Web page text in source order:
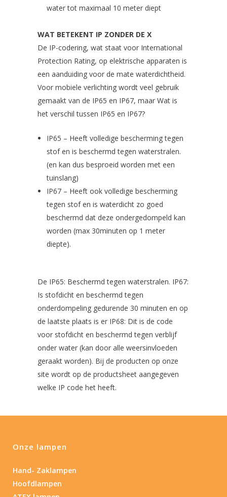
water tot maximaal 10 meter diept
WAT BETEKENT IP ZONDER DE X
De IP-codering, wat staat voor International
Protection Rating, op elektrische apparaten is
een aanduiding voor de mate waterdichtheid.
Voor mobiele verlichting wordt veel gebruik
gemaakt van de IP65 en IP67, maar Wat is
het verschil tussen IP65 en IP67?
IP65 – Heeft volledige bescherming tegen
stof en is beschermd tegen waterstralen.
(en kan dus besproeid worden met een
tuinslang)
IP67 – Heeft ook volledige bescherming
tegen stof en is waterdicht zo goed
beschermd dat deze ondergedompeld kan
worden (max 30minuten op 1 meter
diepte).
De IP65: Beschermd tegen waterstralen. IP67:
Is stofdicht en beschermd tegen
onderdompeling gedurende 30 minuten en op
de laatste plaats is er IP68: Dit is de code
voor stofdicht en beschermd tegen verblijf
onder water (kan door alle weersinvloeden
geraakt worden). Bij de producten op onze
site wordt op de productsheet aangegeven
welke IP code het heeft.
Onze lampen
Hand- Zaklampen
Hoofdlampen